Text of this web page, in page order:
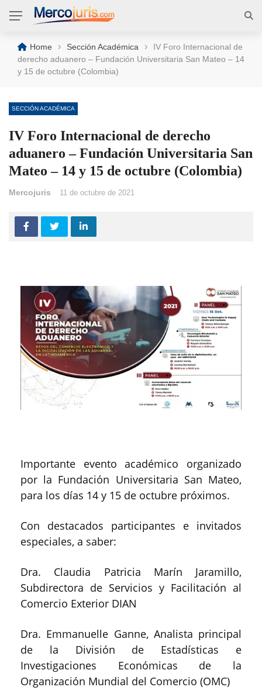
Home › Sección Académica ›
IV Foro Internacional de
derecho aduanero – Fundación Universitaria San Mateo – 14
y 15 de octubre (Colombia)
SECCIÓN ACADÉMICA
IV Foro Internacional de derecho
aduanero – Fundación Universitaria San
Mateo – 14 y 15 de octubre (Colombia)
Mercojuris 11 de octubre de 2021
Importante evento académico organizado
por la Fundación Universitaria San Mateo,
para los días 14 y 15 de octubre próximos.
Con destacados participantes e invitados
especiales, a saber:
Dra. Claudia Patricia Marín Jaramillo,
Subdirectora de Servicios y Facilitación al
Comercio Exterior DIAN
Dra. Emmanuelle Ganne, Analista principal
de la División de Estadísticas e
Investigaciones Económicas de la
Organización Mundial del Comercio (OMC)